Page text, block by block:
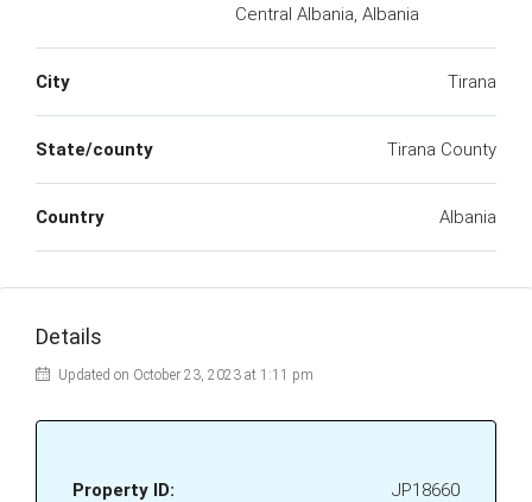
Central Albania, Albania
City Tirana
State/county Tirana County
Country Albania
Details
Updated on October 23, 2023 at 1:11 pm
Property ID: JP18660